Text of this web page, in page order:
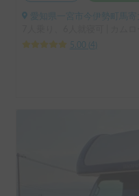
愛知県一宮市今伊勢町馬寄
5.00
4